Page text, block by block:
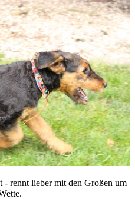
- rennt lieber mit den Großen um